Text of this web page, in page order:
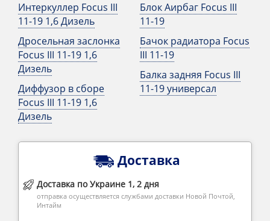
Интеркуллер Focus III
11-19 1,6 Дизель
Дросельная заслонка
Focus III 11-19 1,6
Дизель
Диффузор в сборе
Focus III 11-19 1,6
Дизель
Блок Аирбаг Focus III
11-19
Бачок радиатора Focus
III 11-19
Балка задняя Focus III
11-19 универсал
Доставка
Доставка по Украине 1, 2 дня
отправка осуществляется службами доставки Новой Почтой,
Интайм